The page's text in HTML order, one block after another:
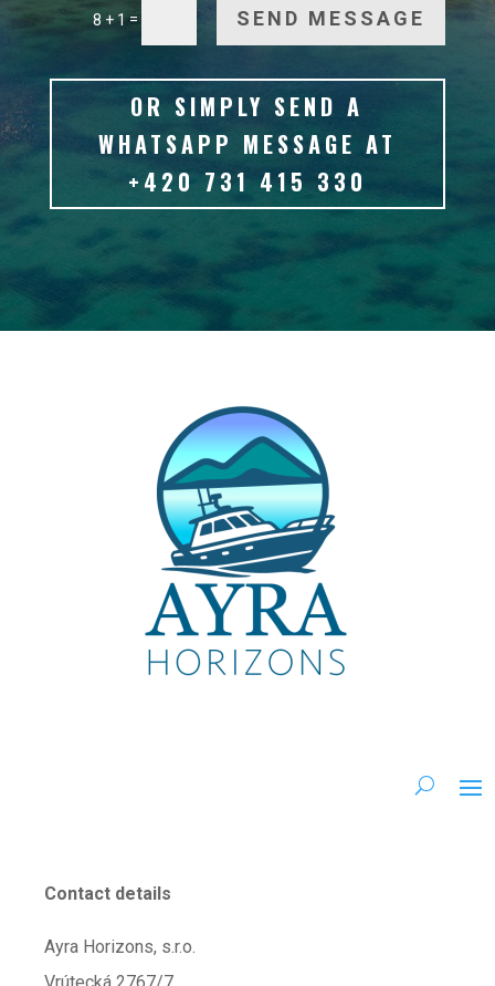
8 + 1= SEND MESSAGE
OR SIMPLY SEND A
WHATSAPP MESSAGE AT
+420 731 415 330
Contact details
Ayra Horizons, s.r.o.
Vrútecká 2767/7